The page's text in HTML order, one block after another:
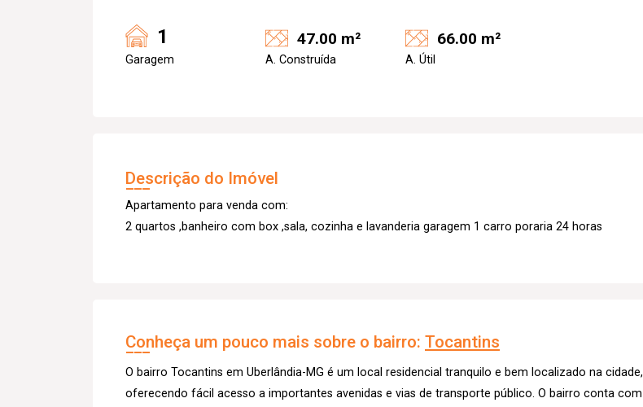
1
Garagem
47.00 m²
A. Construída
66.00 m²
A. Útil
Descrição do Imóvel
Apartamento para venda com:
2 quartos ,banheiro com box ,sala, cozinha e lavanderia garagem 1 carro poraria 24 horas
Conheça um pouco mais sobre o bairro: Tocantins
O bairro Tocantins em Uberlândia-MG é um local residencial tranquilo e bem localizado na cidade,
oferecendo fácil acesso a importantes avenidas e vias de transporte público. O bairro conta com